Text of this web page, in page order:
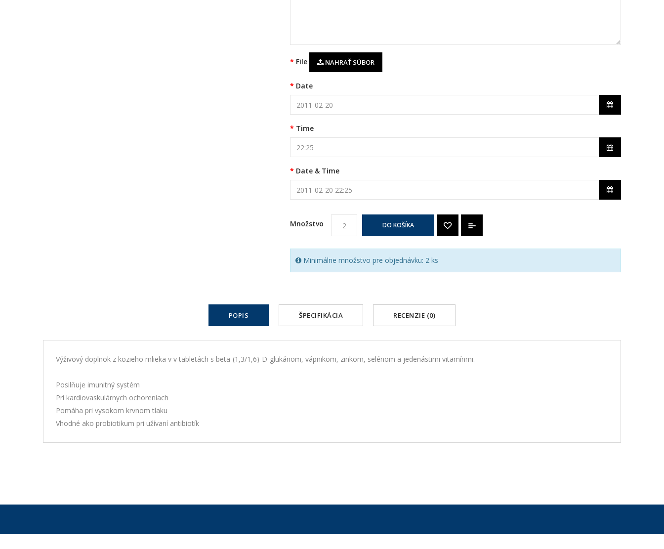
File NAHRAŤ SÚBOR
Date
Time
Date & Time
Množstvo DO KOŠÍKA
Minimálne množstvo pre objednávku: 2 ks
POPIS ŠPECIFIKÁCIA RECENZIE (0)
Výživový doplnok z kozieho mlieka v v tabletách s beta-(1,3/1,6)-D-glukánom, vápnikom, zinkom, selénom a jedenástimi vitamínmi.
Posilňuje imunitný systém
Pri kardiovaskulárnych ochoreniach
Pomáha pri vysokom krvnom tlaku
Vhodné ako probiotikum pri užívaní antibiotík